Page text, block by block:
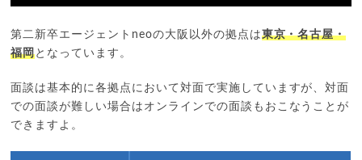
第二新卒エージェントneoの大阪以外の拠点は東京・名古屋・
福岡となっています。
面談は基本的に各拠点において対面で実施していますが、対面
での面談が難しい場合はオンラインでの面談もおこなうことが
できますよ。